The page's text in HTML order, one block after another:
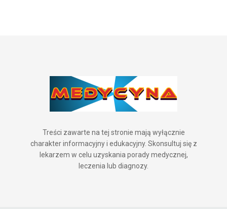
Treści zawarte na tej stronie mają wyłącznie
charakter informacyjny i edukacyjny. Skonsultuj się z
lekarzem w celu uzyskania porady medycznej,
leczenia lub diagnozy.